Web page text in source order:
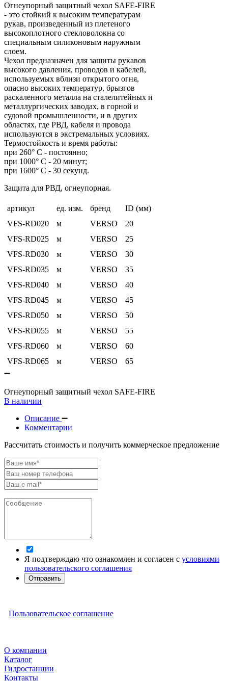
Огнеупорный защитный чехол SAFE-FIRE
- это стойкий к высоким температурам
рукав, произведенный из плетеного
высокоплотного стекловолокна со
специальным силиконовым наружным
слоем.
Чехол предназначен для защиты рукавов
высокого давления, проводов и кабелей,
используемых вблизи открытого огня,
опасно высоких температур, брызгов
раскаленного металла на сталелитейных и
металлургических заводах, в горной и
судовой промышленности, и в других
областях, где РВД, кабеля и провода
используются в экстремальных условиях.
Термостойкость и время работы:
при 260° C - постоянно;
при 1000° C - 20 минут;
при 1600° C - 30 секунд.
Защита для РВД, огнеупорная.
артикул ед. изм. бренд
ID (мм)
VFS-RD020
м VERSO
20
VFS-RD025
м VERSO
25
VFS-RD030
м VERSO
30
VFS-RD035
м VERSO
35
VFS-RD040
м VERSO
40
VFS-RD045
м VERSO
45
VFS-RD050
м VERSO
50
VFS-RD055
м VERSO
55
VFS-RD060
м VERSO
60
VFS-RD065
м VERSO 65
Огнеупорный защитный чехол SAFE-FIRE
В наличии
Описание
Комментарии
Рассчитать стоимость и получить коммерческое предложение
Я подтверждаю что ознакомлен и согласен с условиями
пользовательского соглашения
Отправить
Пользовательское соглашение
О компании
Каталог
Гидростанции
Контакты